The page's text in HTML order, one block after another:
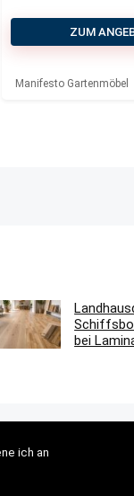
Ecklounge-Set
4-teilig
ZUM
Manifesto Gartenmöbel
bei
ich an